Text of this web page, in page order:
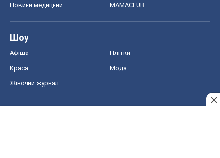
Новини медицини MAMACLUB
Шоу
Афіша Плітки
Краса Мода
Жіночий журнал